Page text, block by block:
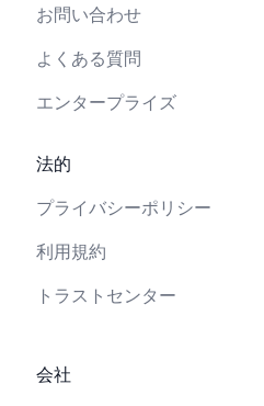
お問い合わせ
よくある質問
エンタープライズ
法的
プライバシーポリシー
利用規約
トラストセンター
会社